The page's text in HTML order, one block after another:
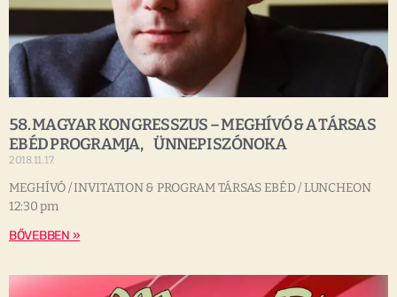
58. MAGYAR KONGRESSZUS – MEGHÍVÓ & A TÁRSAS
EBÉD PROGRAMJA, ÜNNEPI SZÓNOKA
2018.11.17.
MEGHÍVÓ / INVITATION & PROGRAM TÁRSAS EBÉD / LUNCHEON
12:30 pm
BŐVEBBEN »